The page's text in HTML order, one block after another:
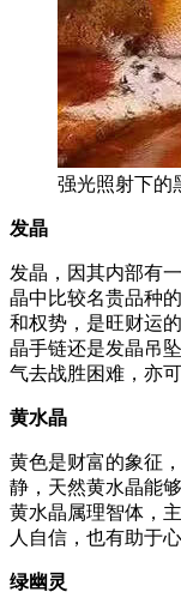
强光照射下的
发晶
发晶，因其内部有
晶中比较名贵品种
和权势，是旺财运
晶手链还是发晶吊
气去战胜困难，亦
黄水晶
黄色是财富的象征
静，天然黄水晶能
黄水晶属理智体，
人自信，也有助于
绿幽灵